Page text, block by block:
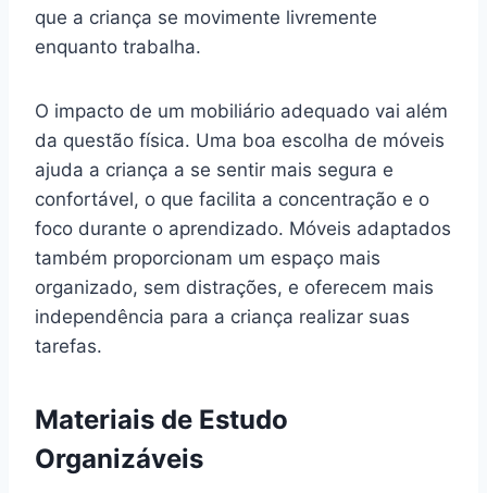
que a criança se movimente livremente
enquanto trabalha.
O impacto de um mobiliário adequado vai além
da questão física. Uma boa escolha de móveis
ajuda a criança a se sentir mais segura e
confortável, o que facilita a concentração e o
foco durante o aprendizado. Móveis adaptados
também proporcionam um espaço mais
organizado, sem distrações, e oferecem mais
independência para a criança realizar suas
tarefas.
Materiais de Estudo
Organizáveis